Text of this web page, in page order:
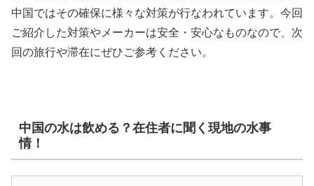
中国ではその確保に様々な対策が行なわれています。今回
ご紹介した対策やメーカーは安全・安心なものなので、次
回の旅行や滞在にぜひご参考ください。
中国の水は飲める？在住者に聞く現地の水事
情！